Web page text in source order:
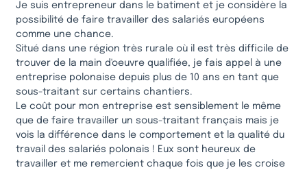
Je suis entrepreneur dans le batiment et je considère la
possibilité de faire travailler des salariés européens
comme une chance.
Situé dans une région très rurale où il est très difficile de
trouver de la main d'oeuvre qualifiée, je fais appel à une
entreprise polonaise depuis plus de 10 ans en tant que
sous-traitant sur certains chantiers.
Le coût pour mon entreprise est sensiblement le même
que de faire travailler un sous-traitant français mais je
vois la différence dans le comportement et la qualité du
travail des salariés polonais ! Eux sont heureux de
travailler et me remercient chaque fois que je les croise